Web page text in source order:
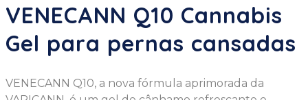
VENECANN Q10 Cannabis
Gel para pernas cansadas
VENECANN Q10, a nova fórmula aprimorada da